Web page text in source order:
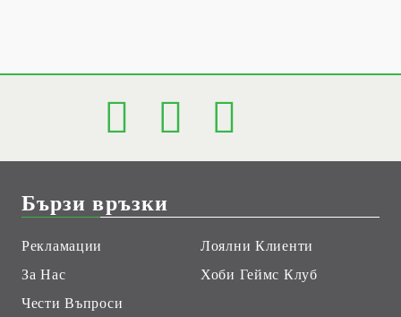
Бързи връзки
Рекламации
За Нас
Чести Въпроси
Лоялни Клиенти
Хоби Геймс Клуб